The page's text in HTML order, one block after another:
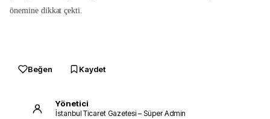
önemine dikkat çekti.
Beğen Kaydet
Yönetici
İstanbul Ticaret Gazetesi – Süper Admin